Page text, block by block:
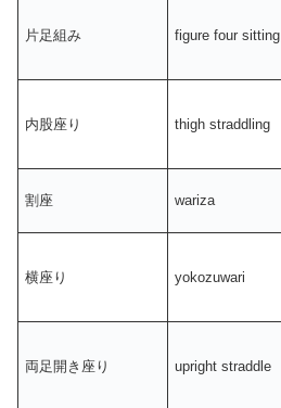
片足組み figure four sitting
内股座り thigh straddling
割座 wariza
横座り yokozuwari
両足開き座り upright straddle